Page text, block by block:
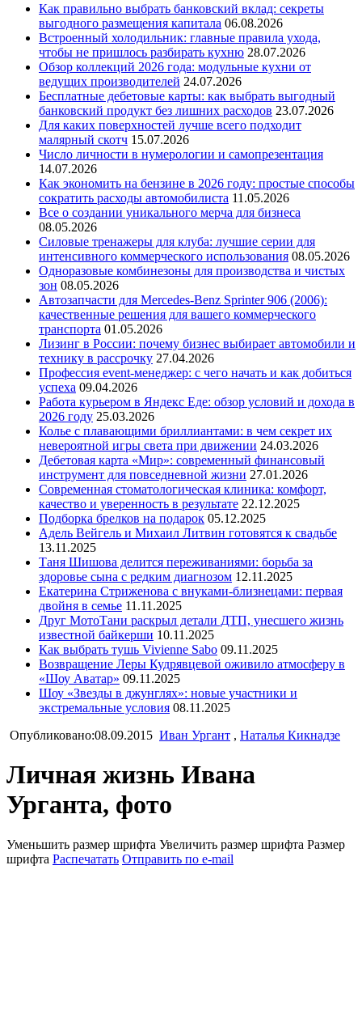
Как правильно выбрать банковский вклад: секреты
выгодного размещения капитала 06.08.2026
Встроенный холодильник: главные правила ухода,
чтобы не пришлось разбирать кухню 28.07.2026
Обзор коллекций 2026 года: модульные кухни от
ведущих производителей 24.07.2026
Бесплатные дебетовые карты: как выбрать выгодный
банковский продукт без лишних расходов 23.07.2026
Для каких поверхностей лучше всего подходит
малярный скотч 15.07.2026
Число личности в нумерологии и самопрезентация
14.07.2026
Как экономить на бензине в 2026 году: простые способы
сократить расходы автомобилиста 11.05.2026
Все о создании уникального мерча для бизнеса
08.05.2026
Силовые тренажеры для клуба: лучшие серии для
интенсивного коммерческого использования 08.05.2026
Одноразовые комбинезоны для производства и чистых
зон 08.05.2026
Автозапчасти для Mercedes-Benz Sprinter 906 (2006):
качественные решения для вашего коммерческого
транспорта 01.05.2026
Лизинг в России: почему бизнес выбирает автомобили и
технику в рассрочку 27.04.2026
Профессия event-менеджер: с чего начать и как добиться
успеха 09.04.2026
Работа курьером в Яндекс Еде: обзор условий и дохода в
2026 году 25.03.2026
Колье с плавающими бриллиантами: в чем секрет их
невероятной игры света при движении 24.03.2026
Дебетовая карта «Мир»: современный финансовый
инструмент для повседневной жизни 27.01.2026
Современная стоматологическая клиника: комфорт,
качество и уверенность в результате 22.12.2025
Подборка брелков на подарок 05.12.2025
Адель Вейгель и Михаил Литвин готовятся к свадьбе
13.11.2025
Таня Шишова делится переживаниями: борьба за
здоровье сына с редким диагнозом 12.11.2025
Екатерина Стриженова с внуками-близнецами: первая
двойня в семье 11.11.2025
Друг МотоТани раскрыл детали ДТП, унесшего жизнь
известной байкерши 10.11.2025
Как выбрать тушь Vivienne Sabo 09.11.2025
Возвращение Леры Кудрявцевой оживило атмосферу в
«Шоу Аватар» 09.11.2025
Шоу «Звезды в джунглях»: новые участники и
экстремальные условия 08.11.2025
Опубликовано:08.09.2015 Иван Ургант , Наталья Кикнадзе
Личная жизнь Ивана
Урганта, фото
Уменьшить размер шрифта Увеличить размер шрифта Размер
шрифта Распечатать Отправить по e-mail